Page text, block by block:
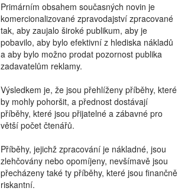
Primárním obsahem současných novin je
komercionalizované zpravodajství zpracované
tak, aby zaujalo široké publikum, aby je
pobavilo, aby bylo efektivní z hlediska nákladů
a aby bylo možno prodat pozornost publika
zadavatelům reklamy.
Výsledkem je, že jsou přehlíženy příběhy, které
by mohly pohoršit, a přednost dostávají
příběhy, které jsou přijatelné a zábavné pro
větší počet čtenářů.
Příběhy, jejichž zpracování je nákladné, jsou
zlehčovány nebo opomíjeny, nevšímavě jsou
přecházeny také ty příběhy, které jsou finančně
riskantní.